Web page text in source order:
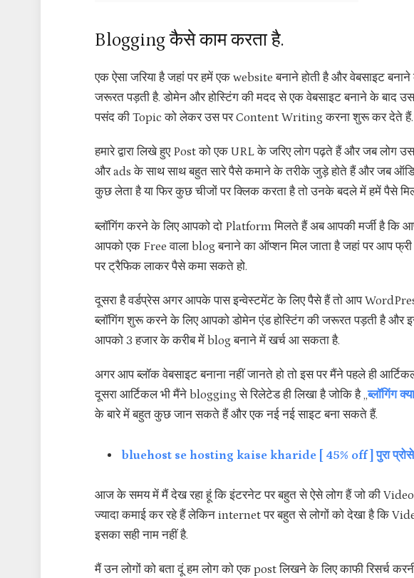
Blogging कैसे काम करता है.
एक ऐसा जरिया है जहां पर हमें एक website बनाने होती है और वेबसाइट
जरूरत पड़ती है. डोमेन और होस्टिंग की मदद से एक वेबसाइट बनाने के बाद
पसंद की Topic को लेकर उस पर Content Writing करना शुरू कर देते हैं.
हमारे द्वारा लिखे हुए Post को एक URL के जरिए लोग पढ़ते हैं और जब लोग
और ads के साथ साथ बहुत सारे पैसे कमाने के तरीके जुड़े होते हैं और जब
कुछ लेता है या फिर कुछ चीजों पर क्लिक करता है तो उनके बदले में हमें पैसे
ब्लॉगिंग करने के लिए आपको दो Platform मिलते हैं अब आपकी मर्जी है कि
आपको एक Free वाला blog बनाने का ऑप्शन मिल जाता है जहां पर आप
पर ट्रैफिक लाकर पैसे कमा सकते हो.
दूसरा है वर्डप्रेस अगर आपके पास इन्वेस्टमेंट के लिए पैसे हैं तो आप
ब्लॉगिंग शुरू करने के लिए आपको डोमेन एंड होस्टिंग की जरूरत पड़ती है और
आपको 3 हजार के करीब में blog बनाने में खर्च आ सकता है.
अगर आप ब्लॉक वेबसाइट बनाना नहीं जानते हो तो इस पर मैंने पहले ही
दूसरा आर्टिकल भी मैंने blogging से रिलेटेड ही लिखा है जोकि है ,,ब्लॉगिंग
के बारे में बहुत कुछ जान सकते हैं और एक नई नई साइट बना सकते हैं.
bluehost se hosting kaise kharide [ 45% off ] पुरा
आज के समय में मैं देख रहा हूं कि इंटरनेट पर बहुत से ऐसे लोग हैं जो की Video
ज्यादा कमाई कर रहे हैं लेकिन internet पर बहुत से लोगों को देखा है कि
इसका सही नाम नहीं है.
मैं उन लोगों को बता दूं हम लोग को एक post लिखने के लिए काफी रिसर्च